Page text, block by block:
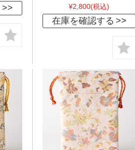
¥2,800(税込)
在庫を確認する